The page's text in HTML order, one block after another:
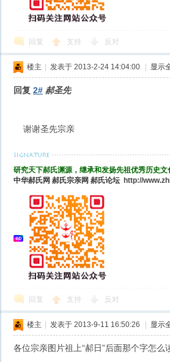
回复 支持 反对
楼主 发表于 2013-2-24 14:04:00 显示
回复 2# 郝圣先
谢谢圣先宗亲
研究天下郝氏渊源，继承和发扬先祖优秀历史
中华郝氏网 郝氏宗亲网 郝氏论坛 http://
回复 支持 反对
楼主 发表于 2013-9-11 16:50:26 显示
各位宗亲图片祖上“郝日”后面那个字怎么